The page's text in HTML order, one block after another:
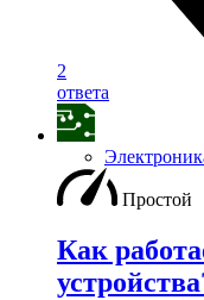
2
ответа
Простой
Как